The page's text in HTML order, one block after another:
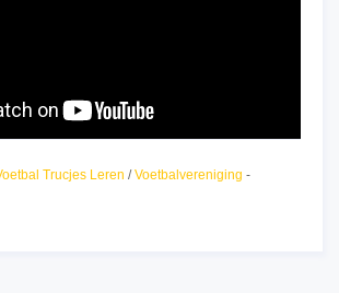
een gave voetbalshow weggeven. Een
Trucjes Leren /Voetbalvereniging -